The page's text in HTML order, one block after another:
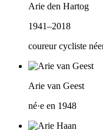
Arie den Hartog
1941–2018
coureur cycliste
Arie van Geest
né·e en 1948